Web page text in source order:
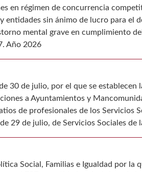
en régimen de concurrencia
entidades sin ánimo de lucro para el
mental grave en cumplimiento
Año 2026
30 de julio, por el que se establecen
a Ayuntamientos y
de profesionales de los Servicios
29 de julio, de Servicios Sociales de
Social, Familias e Igualdad por la